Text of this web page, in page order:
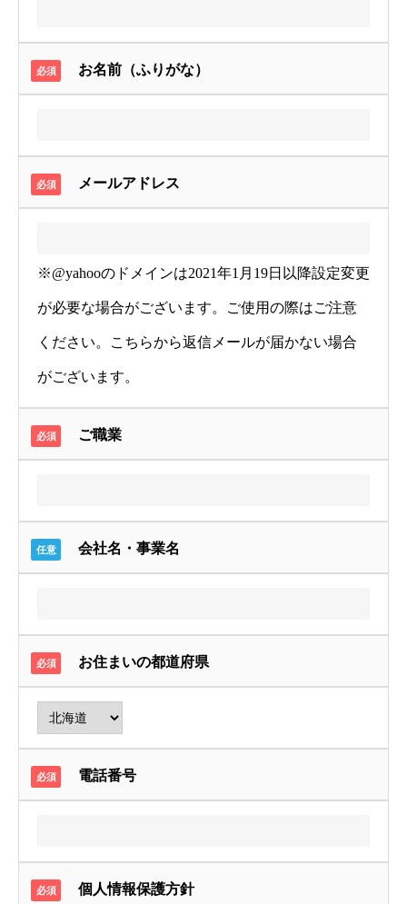
TOP
サービス一覧
ゲーム（Life with Social interest）
必須 お名前（ふりがな）
必須 メールアドレス
※@yahooのドメインは2021年1月19日以降設定変更
が必要な場合がございます。ご使用の際はご注意
ください。こちらから返信メールが届かない場合
がございます。
必須 ご職業
任意 会社名・事業名
必須 お住まいの都道府県
必須 電話番号
必須 個人情報保護方針